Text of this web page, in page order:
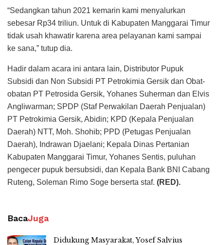
“Sedangkan tahun 2021 kemarin kami menyalurkan
sebesar Rp34 triliun. Untuk di Kabupaten Manggarai Timur
tidak usah khawatir karena area pelayanan kami sampai
ke sana,” tutup dia.
Hadir dalam acara ini antara lain, Distributor Pupuk
Subsidi dan Non Subsidi PT Petrokimia Gersik dan Obat-
obatan PT Petrosida Gersik, Yohanes Suherman dan Elvis
Angliwarman; SPDP (Staf Perwakilan Daerah Penjualan)
PT Petrokimia Gersik, Abidin; KPD (Kepala Penjualan
Daerah) NTT, Moh. Shohib; PPD (Petugas Penjualan
Daerah), Indrawan Djaelani; Kepala Dinas Pertanian
Kabupaten Manggarai Timur, Yohanes Sentis, puluhan
pengecer pupuk bersubsidi, dan Kepala Bank BNI Cabang
Ruteng, Soleman Rimo Soge berserta staf. (RED).
BacaJuga
Didukung Masyarakat, Yosef Salvius